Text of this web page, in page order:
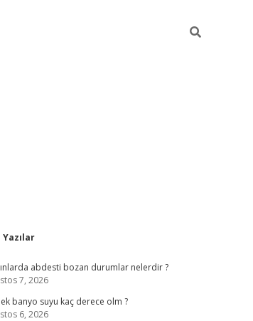
Yazılar
abdesti bozan durumlar nelerdir ?
7, 2026
banyo suyu kaç derece olm ?
6, 2026
siteleri